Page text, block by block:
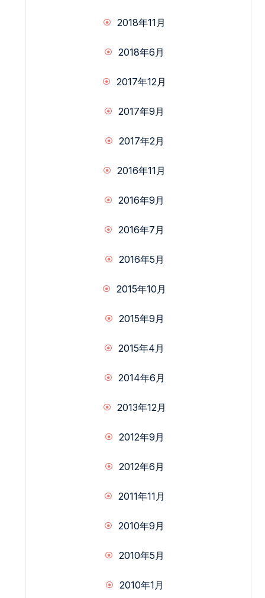
2018年11月
2018年6月
2017年12月
2017年9月
2017年2月
2016年11月
2016年9月
2016年7月
2016年5月
2015年10月
2015年9月
2015年4月
2014年6月
2013年12月
2012年9月
2012年6月
2011年11月
2010年9月
2010年5月
2010年1月